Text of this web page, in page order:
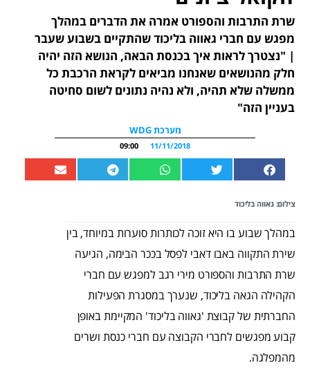
שרת התרבות והספורט אמרה את הדברים במהלך
מפגש עם חברי גאווה בליכוד שהתקיים בשבוע שעבר
| "נצטרך לראות איך בכנסת הבאה, הנושא הזה יהיה
חלק מהנושאים שאנחנו מביאים לקראת הרכבת כל
ממשלה שלא תהיה, ולא נהיה נתונים לשום סחיטה
בעניין הזה"
מערכת WDG
11/11/2018
09:00
צילום: גאווה בליכוד
במהלך שבוע בו היא זוכה לכותרות סוערות במיוחד, בין
שירת התקווה באבו דאבי לפסל בככר הבימה, הגיעה
שרת התרבות והספורט מירי רגב למפגש עם חברי
הקהילה הגאה בליכוד, שנערך במסגרת הפעילות
החברתית של קבוצת 'גאווה בליכוד' המקיימת באופן
קבוע מפגשים לחברי הקבוצה עם חברי כנסת ושרים
מהמפלגה.